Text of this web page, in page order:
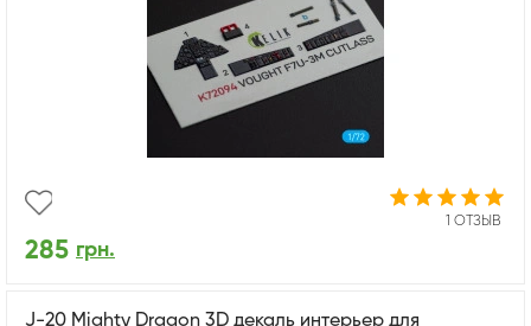
1 ОТЗЫВ
285 грн.
J-20 Mighty Dragon 3D декаль интерьер для